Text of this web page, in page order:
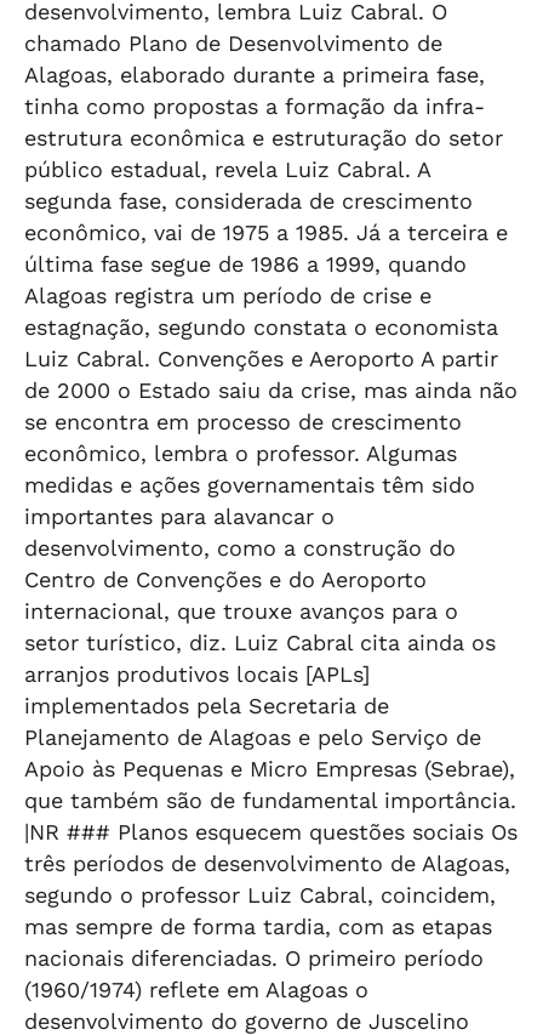
desenvolvimento, lembra Luiz Cabral. O
chamado Plano de Desenvolvimento de
Alagoas, elaborado durante a primeira fase,
tinha como propostas a formação da infra-
estrutura econômica e estruturação do setor
público estadual, revela Luiz Cabral. A
segunda fase, considerada de crescimento
econômico, vai de 1975 a 1985. Já a terceira e
última fase segue de 1986 a 1999, quando
Alagoas registra um período de crise e
estagnação, segundo constata o economista
Luiz Cabral. Convenções e Aeroporto A partir
de 2000 o Estado saiu da crise, mas ainda não
se encontra em processo de crescimento
econômico, lembra o professor. Algumas
medidas e ações governamentais têm sido
importantes para alavancar o
desenvolvimento, como a construção do
Centro de Convenções e do Aeroporto
internacional, que trouxe avanços para o
setor turístico, diz. Luiz Cabral cita ainda os
arranjos produtivos locais [APLs]
implementados pela Secretaria de
Planejamento de Alagoas e pelo Serviço de
Apoio às Pequenas e Micro Empresas (Sebrae),
que também são de fundamental importância.
|NR ### Planos esquecem questões sociais Os
três períodos de desenvolvimento de Alagoas,
segundo o professor Luiz Cabral, coincidem,
mas sempre de forma tardia, com as etapas
nacionais diferenciadas. O primeiro período
(1960/1974) reflete em Alagoas o
desenvolvimento do governo de Juscelino